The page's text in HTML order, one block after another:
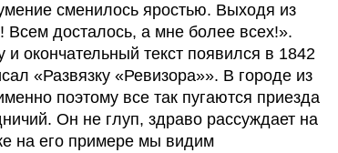
сменилось яростью. Выходя из
досталось, а мне более всех!».
окончательный текст появился в 1842
«Развязку «Ревизора»». В городе из
поэтому все так пугаются приезда
Он не глуп, здраво рассуждает на
на его примере мы видим